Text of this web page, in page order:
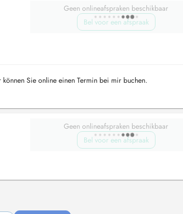
Geen onlineafspraken beschikbaar
Bel voor een afspraak
Sie online einen Termin bei mir buchen.
Geen onlineafspraken beschikbaar
Bel voor een afspraak